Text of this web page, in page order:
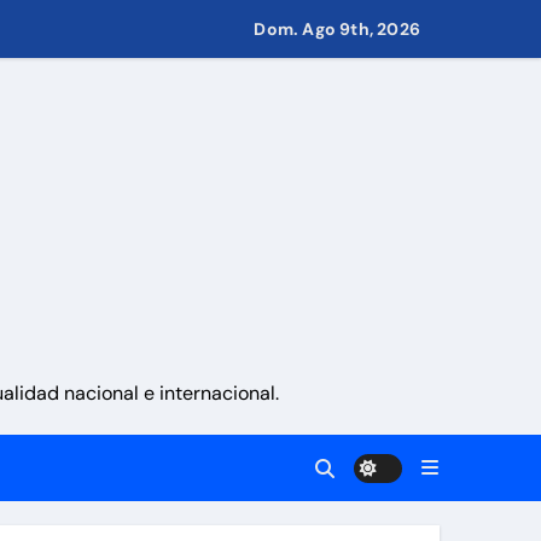
las restricciones
Dom. Ago 9th, 2026
nacional e internacional.